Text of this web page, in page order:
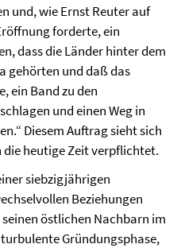
und, wie Ernst Reuter auf
forderte, ein
dass die Länder hinter dem
gehörten und daß das
ein Band zu den
und einen Weg in
Diesem Auftrag sieht sich
heutige Zeit verpflichtet.
siebzigjährigen
Beziehungen
östlichen Nachbarn im
Gründungsphase,